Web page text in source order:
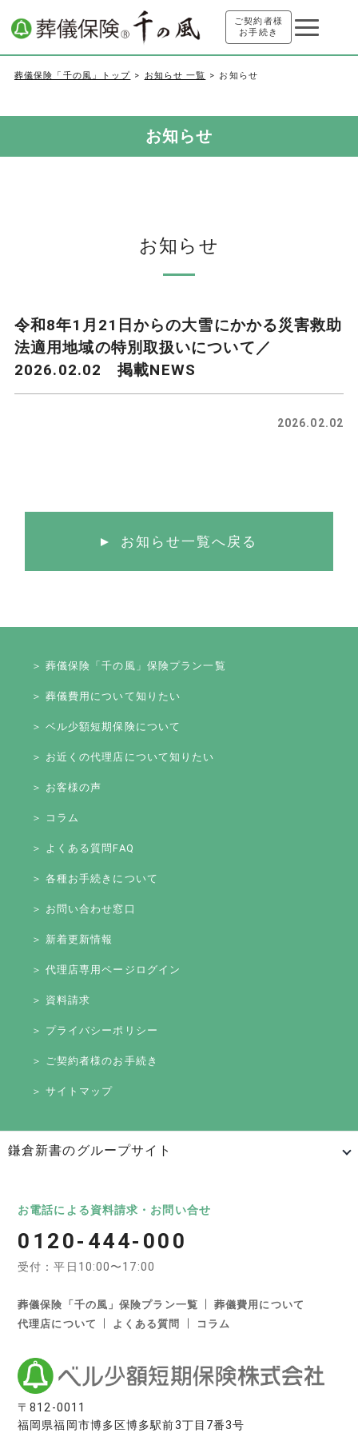
ご契約者様
お手続き
葬儀保険「千の風」トップ お知らせ 一覧 お知らせ
お知らせ
お知らせ
令和8年1月21日からの大雪にかかる災害救助
法適用地域の特別取扱いについて／
2026.02.02 掲載NEWS
2026.02.02
お知らせ一覧へ戻る
＞ 葬儀保険「千の風」保険プラン一覧
＞ 葬儀費用について知りたい
＞ ベル少額短期保険について
＞ お近くの代理店について知りたい
＞ お客様の声
＞ コラム
＞ よくある質問FAQ
＞ 各種お手続きについて
＞ お問い合わせ窓口
＞ 新着更新情報
＞ 代理店専用ページログイン
＞ 資料請求
＞ プライバシーポリシー
＞ ご契約者様のお手続き
＞ サイトマップ
鎌倉新書のグループサイト
いいお墓 Life.（ライフドット） いいお墓-永代供養墓版
いいお墓-ペット霊園版 樹木葬なび
寺院墓地.com 優良墓石・石材店ガイド
お墓の引越し＆墓じまいくん
いい葬儀 いいお坊さん
日本最大級の仏壇仏具総合サイト「いい仏壇」
お電話による資料請求・お問い合せ
0120-444-000
受付：平日10:00〜17:00
葬儀保険「千の風」保険プラン一覧
葬儀費用について
代理店について
よくある質問 コラム
〒812-0011
福岡県福岡市博多区博多駅前3丁目7番3号